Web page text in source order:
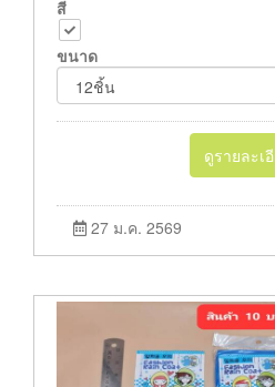
สี
ขนาด
ดูรายละเ
27 ม.ค. 2569